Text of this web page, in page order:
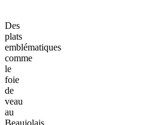
Des
plats
emblématiques
comme
le
foie
de
veau
au
Beaujolais